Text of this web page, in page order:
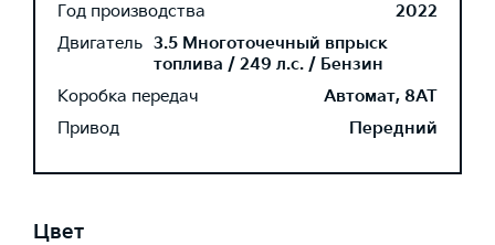
Год производства
2022
Двигатель 3.5 Многоточечный впрыск
топлива / 249 л.с. / Бензин
Коробка передач
Автомат, 8AT
Привод
Передний
Цвет